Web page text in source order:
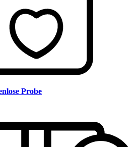
Probe